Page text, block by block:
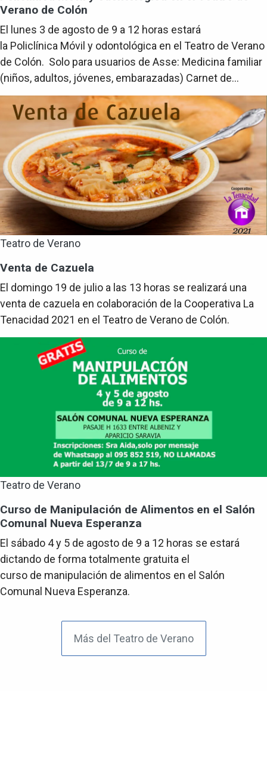
Verano de Colón
El lunes 3 de agosto de 9 a 12 horas estará
la Policlínica Móvil y odontológica en el Teatro de Verano
de Colón. Solo para usuarios de Asse: Medicina familiar
(niños, adultos, jóvenes, embarazadas) Carnet de...
Teatro de Verano
Venta de Cazuela
El domingo 19 de julio a las 13 horas se realizará una
venta de cazuela en colaboración de la Cooperativa La
Tenacidad 2021 en el Teatro de Verano de Colón.
Teatro de Verano
Curso de Manipulación de Alimentos en el Salón
Comunal Nueva Esperanza
El sábado 4 y 5 de agosto de 9 a 12 horas se estará
dictando de forma totalmente gratuita el
curso de manipulación de alimentos en el Salón
Comunal Nueva Esperanza.
Más del Teatro de Verano